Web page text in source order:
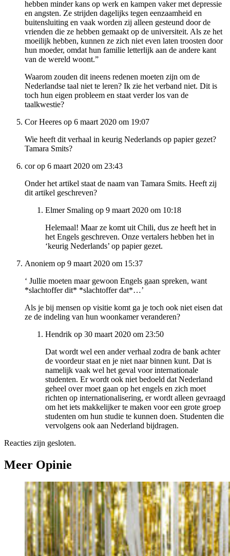
hebben minder kans op werk en kampen vaker met depressie
en angsten. Ze strijden dagelijks tegen eenzaamheid en
buitensluiting en vaak worden zij alleen gesteund door de
vrienden die ze hebben gemaakt op de universiteit. Als ze het
moeilijk hebben, kunnen ze zich niet even laten troosten door
hun moeder, omdat hun familie letterlijk aan de andere kant
van de wereld woont.”
Waarom zouden dit ineens redenen moeten zijn om de
Nederlandse taal niet te leren? Ik zie het verband niet. Dit is
toch hun eigen probleem en staat verder los van de
taalkwestie?
Cor Heeres op 6 maart 2020 om 19:07
Wie heeft dit verhaal in keurig Nederlands op papier gezet?
Tamara Smits?
cor op 6 maart 2020 om 23:43
Onder het artikel staat de naam van Tamara Smits. Heeft zij
dit artikel geschreven?
Elmer Smaling op 9 maart 2020 om 10:18
Helemaal! Maar ze komt uit Chili, dus ze heeft het in
het Engels geschreven. Onze vertalers hebben het in
‘keurig Nederlands’ op papier gezet.
Anoniem op 9 maart 2020 om 15:37
‘ Jullie moeten maar gewoon Engels gaan spreken, want
*slachtoffer dit* *slachtoffer dat*…’
Als je bij mensen op visitie komt ga je toch ook niet eisen dat
ze de indeling van hun woonkamer veranderen?
Hendrik op 30 maart 2020 om 23:50
Dat wordt wel een ander verhaal zodra de bank achter
de voordeur staat en je niet naar binnen kunt. Dat is
namelijk vaak wel het geval voor internationale
studenten. Er wordt ook niet bedoeld dat Nederland
geheel over moet gaan op het engels en zich moet
richten op internationalisering, er wordt alleen gevraagd
om het iets makkelijker te maken voor een grote groep
studenten om hun studie te kunnen doen. Studenten die
vervolgens ook aan Nederland bijdragen.
Reacties zijn gesloten.
Meer Opinie